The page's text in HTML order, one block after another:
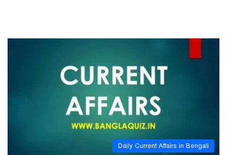
Daily Current Affairs in Bengali